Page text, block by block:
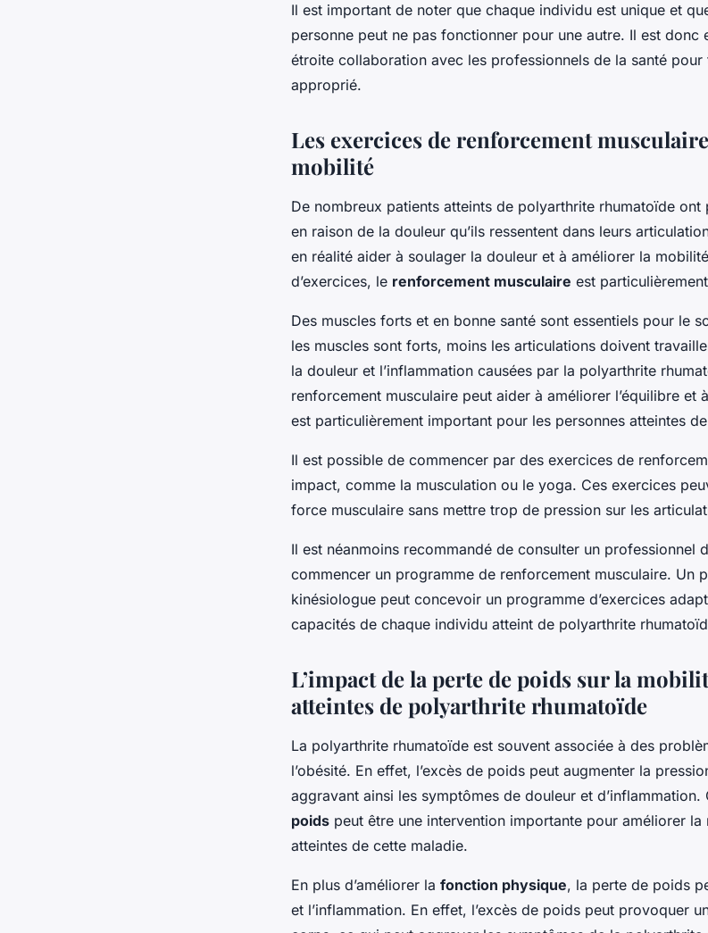
Il est important de noter que chaque individu est unique et
personne peut ne pas fonctionner pour une autre. Il est donc
étroite collaboration avec les professionnels de la santé
approprié.
Les exercices de renforcement
mobilité
De nombreux patients atteints de polyarthrite rhumatoïde ont
en raison de la douleur qu’ils ressentent dans leurs
en réalité aider à soulager la douleur et à améliorer la
d’exercices, le renforcement musculaire est
Des muscles forts et en bonne santé sont essentiels pour le
les muscles sont forts, moins les articulations doivent
la douleur et l’inflammation causées par la polyarthrite
renforcement musculaire peut aider à améliorer l’équilibre et
est particulièrement important pour les personnes atteintes
Il est possible de commencer par des exercices de
impact, comme la musculation ou le yoga. Ces exercices
force musculaire sans mettre trop de pression sur les
Il est néanmoins recommandé de consulter un professionnel
commencer un programme de renforcement musculaire. Un
kinésiologue peut concevoir un programme d’exercices
capacités de chaque individu atteint de polyarthrite
L’impact de la perte de poids sur la
atteintes de polyarthrite rhumatoïde
La polyarthrite rhumatoïde est souvent associée à des
l’obésité. En effet, l’excès de poids peut augmenter la
aggravant ainsi les symptômes de douleur et d’inflammation.
poids peut être une intervention importante pour améliorer
atteintes de cette maladie.
En plus d’améliorer la fonction physique, la perte de poids
et l’inflammation. En effet, l’excès de poids peut provoquer